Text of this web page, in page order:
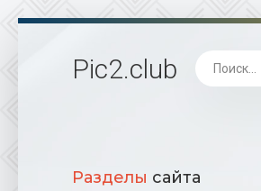
Pic2.club
Разделы сайта